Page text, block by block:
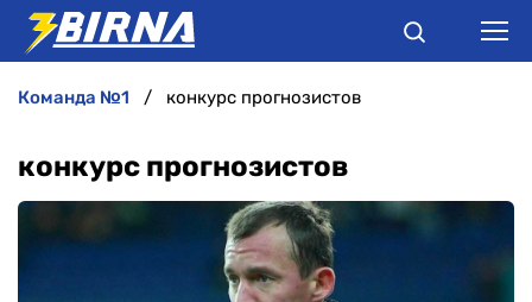
АНАЛІТИКА
ІНТЕРВ'Ю
команда №1 конкурс прогнозистов
конкурс прогнозистов